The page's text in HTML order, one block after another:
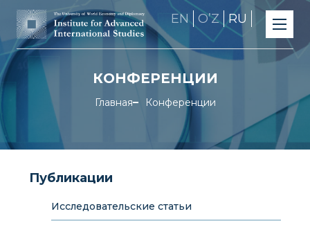
EN OʼZ RU
КОНФЕРЕНЦИИ
Главная Конференции
Публикации
Исследовательские статьи